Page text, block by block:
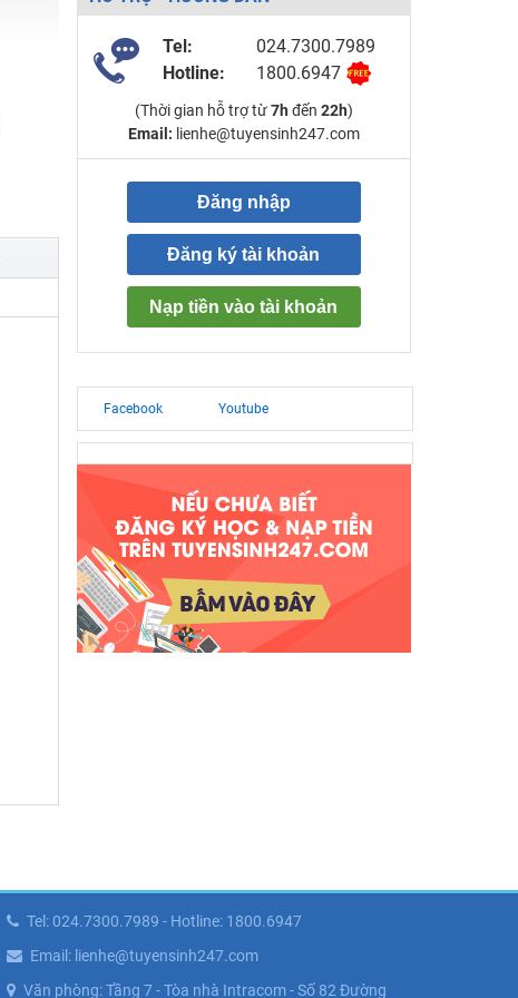
Tel:
024.7300.7989
Hotline:
1800.6947
(Thời gian hỗ trợ từ7h đến 22h)
Email: lienhe@tuyensinh247.com
Đăng nhập
Đăng ký tài khoản
Nạp tiền vào tài khoản
Facebook Youtube
Tel: 024.7300.7989 - Hotline: 1800.6947
Email: lienhe@tuyensinh247.com
Văn phòng: Tầng 7 - Tòa nhà Intracom - Số 82 Đường